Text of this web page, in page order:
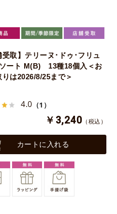
受取】テリーヌ･ドゥ･フリュ
ート M(B) 13種18個入＜お
りは2026/8/25まで＞
4.0 （1）
￥3,240 （税込）
カートに入れる